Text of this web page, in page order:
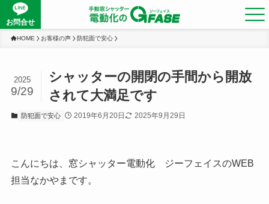
HOME お客様の声 防犯面で安心
シャッターの開閉の手間から開放
されて大満足です
2025
9/29
防犯面で安心 2019年6月20日 2025年9月29日
こんにちは、窓シャッター電動化 ジーフェイスのWEB
担当なかやまです。
お問合せ